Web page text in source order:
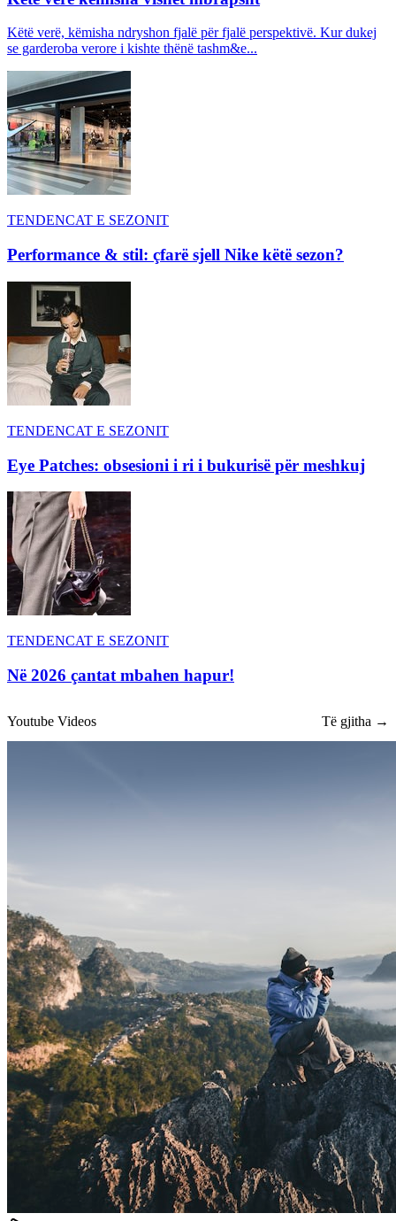
Këtë verë, këmisha ndryshon fjalë për fjalë perspektivë. Kur dukej
se garderoba verore i kishte thënë tashm&e...
TENDENCAT E SEZONIT
Performance & stil: çfarë sjell Nike këtë sezon?
TENDENCAT E SEZONIT
Eye Patches: obsesioni i ri i bukurisë për meshkuj
TENDENCAT E SEZONIT
Në 2026 çantat mbahen hapur!
Youtube Videos Të gjitha →